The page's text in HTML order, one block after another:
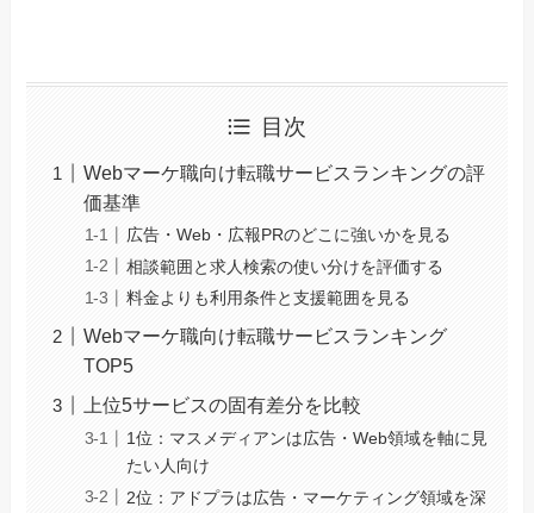
目次
Webマーケ職向け転職サービスランキングの評
価基準
広告・Web・広報PRのどこに強いかを見る
相談範囲と求人検索の使い分けを評価する
料金よりも利用条件と支援範囲を見る
Webマーケ職向け転職サービスランキング
TOP5
上位5サービスの固有差分を比較
1位：マスメディアンは広告・Web領域を軸に見
たい人向け
2位：アドプラは広告・マーケティング領域を深